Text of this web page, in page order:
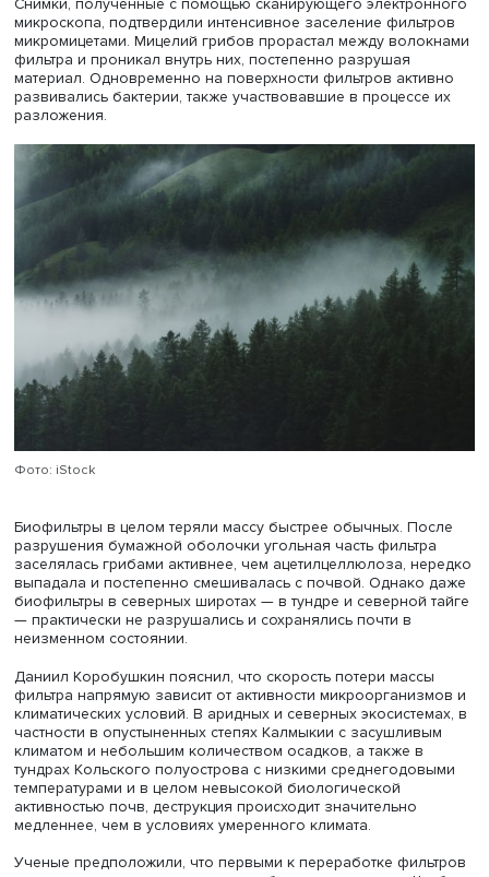
Вьетнаме) окурки быстро разрушили термиты, а
образцы были смыты сезонными дождями.
Исследование показало, что в северных и южных
фильтры разрушались слабо: даже спустя три года
сохраняли около 80% первоначальной массы. В то же
в южной тайге, смешанных и широколиственных лесах
отходов уменьшалась значительно — потери достигали
первоначальной массы. Эти результаты были
методом инфракрасной спектроскопии, которая
зафиксировала процесс деацетилирования ацетата
целлюлозы, а также появление спектра хитозана,
свидетельствующего о биообрастании фильтров.
Снимки, полученные с помощью сканирующего
микроскопа, подтвердили интенсивное заселение
микромицетами. Мицелий грибов прорастал между
фильтра и проникал внутрь них, постепенно разрушая
материал. Одновременно на поверхности фильтров
развивались бактерии, также участвовавшие в